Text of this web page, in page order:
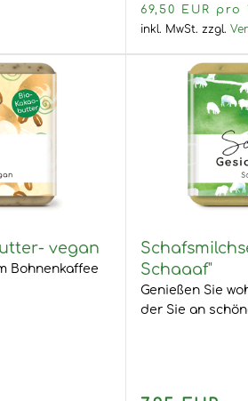
69,50 EUR pro
inkl. MwSt. zzgl.
vegan
Bohnenkaffee
Schaaaf"
Genießen Sie
der Sie an